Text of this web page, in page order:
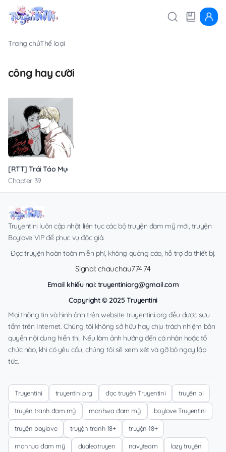
Trang chủThể loại
công hay cười
[RTT] Trái Táo Mục Rữa
Chapter 39
Truyentini luôn cập nhật liên tục các bộ truyện đam mỹ mới, truyện
Boylove VIP để phục vụ độc giả.
Đọc truyện hoàn toàn miễn phí, không quảng cáo, hỗ trợ đa thiết bị.
Signal: chauchau774.74
Email khiếu nại:truyentiniorg@gmail.com
Copyright © 2025 Truyentini
Mọi thông tin và hình ảnh trên website truyentini.org đều được sưu
tầm trên Internet. Chúng tôi không sở hữu hay chịu trách nhiệm bản
quyền nội dung hiển thị. Nếu làm ảnh hưởng đến cá nhân hoặc tổ
chức nào, khi có yêu cầu, chúng tôi sẽ xem xét và gỡ bỏ ngay lập
tức.
Truyentini truyentini.org đọc truyện Truyentini truyện bl
truyện tranh đam mỹ manhwa đam mỹ boylove Truyentini
truyện boylove truyện tranh 18+ truyện 18+
manhua đam mỹ dualeotruyen navyteam lazy truyện